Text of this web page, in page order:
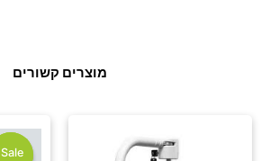
מוצרים קשורים
Sale!
Sale!